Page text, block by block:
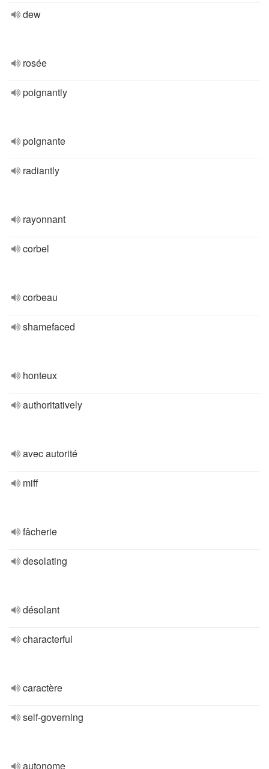
dew
rosée
poignantly
poignante
radiantly
rayonnant
corbel
corbeau
shamefaced
honteux
authoritatively
avec autorité
miff
fâcherie
desolating
désolant
characterful
caractère
self-governing
autonome